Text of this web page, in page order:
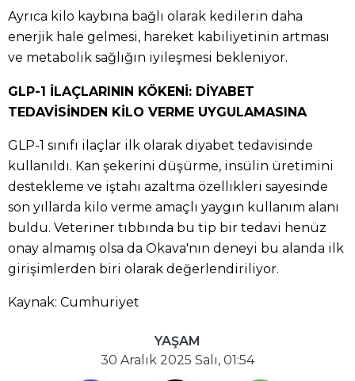
Ayrıca kilo kaybına bağlı olarak kedilerin daha
enerjik hale gelmesi, hareket kabiliyetinin artması
ve metabolik sağlığın iyileşmesi bekleniyor.
GLP-1 İLAÇLARININ KÖKENİ: DİYABET
TEDAVİSİNDEN KİLO VERME UYGULAMASINA
GLP-1 sınıfı ilaçlar ilk olarak diyabet tedavisinde
kullanıldı. Kan şekerini düşürme, insülin üretimini
destekleme ve iştahı azaltma özellikleri sayesinde
son yıllarda kilo verme amaçlı yaygın kullanım alanı
buldu. Veteriner tıbbında bu tip bir tedavi henüz
onay almamış olsa da Okava'nın deneyi bu alanda ilk
girişimlerden biri olarak değerlendiriliyor.
Kaynak: Cumhuriyet
YAŞAM
30 Aralık 2025 Salı, 01:54